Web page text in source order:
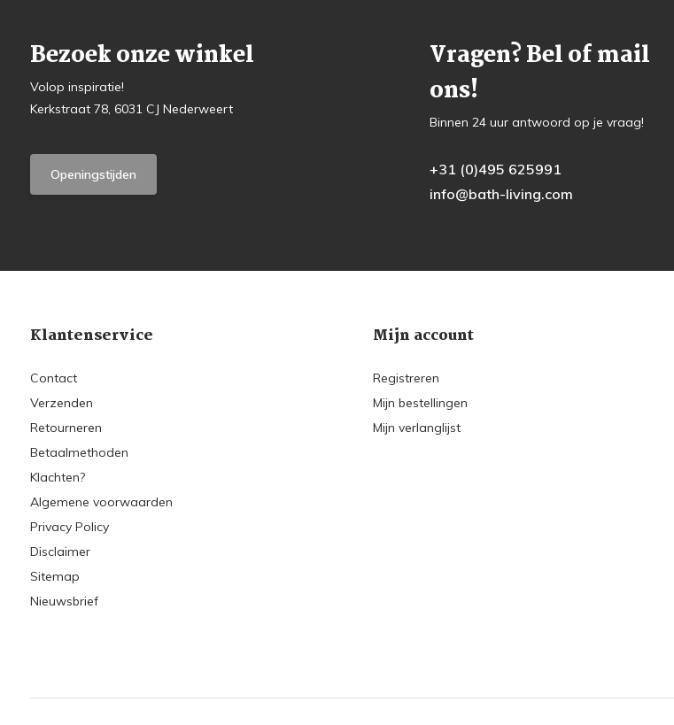
Bezoek onze winkel
Volop inspiratie!
Kerkstraat 78, 6031 CJ Nederweert
Openingstijden
Vragen? Bel of mail
ons!
Binnen 24 uur antwoord op je vraag!
+31 (0)495 625991
info@bath-living.com
Klantenservice
Contact
Verzenden
Retourneren
Betaalmethoden
Klachten?
Algemene voorwaarden
Privacy Policy
Disclaimer
Sitemap
Nieuwsbrief
Mijn account
Registreren
Mijn bestellingen
Mijn verlanglijst